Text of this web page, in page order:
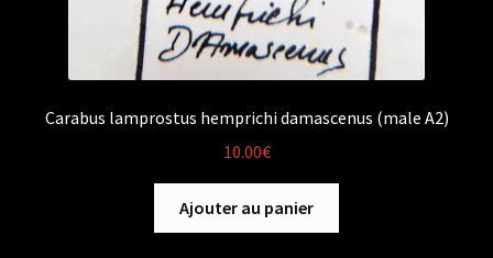
Carabus lamprostus hemprichi damascenus (male A2)
10.00€
Ajouter au panier